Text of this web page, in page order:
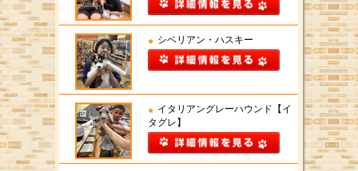
シベリアン・ハスキー
イタリアングレーハウンド【イ
タグレ】